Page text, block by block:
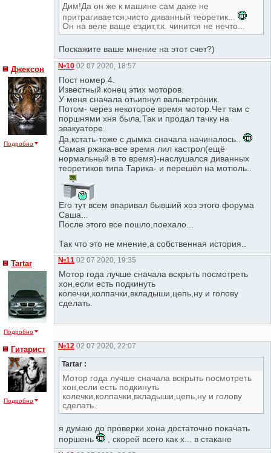
Дим!Да он же к машине сам даже не
притрагивается,чисто диванный теоретик...
Он на веле ваще ездит,т.к. чинится не нечто...
Поскажите ваше мнение на этот счет?)
Джексон
Подробно
№10 02 07 2020, 18:57
Пост номер 4.
Известный конец этих моторов.
У меня сначала отьипнул вальветроник.
Потом- через некоторое время мотор.Чет там с
поршнями хня была.Так и продал тачку на
эвакуаторе.
Да,кстать-тоже с дымка сначала начиналось..
Самая ржака-все время лил кастрол(ещё
нормальный в то время)-наслушался диванных
теоретиков типа Тарика- и перешёл на мотюль..
Его тут всем впаривал бывший хоз этого форума
Саша...
После этого все пошло,поехало...
Так что это не мнение,а собственная история..
Tartar
Подробно
№11 02 07 2020, 19:35
Мотор года лучше сначала вскрыть посмотреть
хон,если есть подкинуть
колечки,колпачки,вкладыши,цепь,ну и голову
сделать.
Гитарист
Подробно
№12 02 07 2020, 22:07
Tartar :
Мотор года лучше сначала вскрыть посмотреть
хон,если есть подкинуть
колечки,колпачки,вкладыши,цепь,ну и голову
сделать.
я думаю до проверки хона достаточно покачать
поршень
, скорей всего как х... в стакане